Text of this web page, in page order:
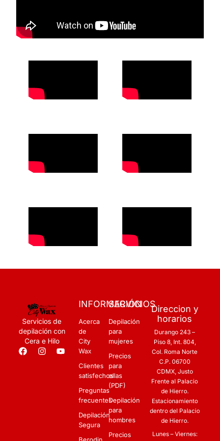
Servicios de
depilación con
Cera e Hilo
INFORMACIÓN
Acerca
de
City
Wax
Clientes
satisfechos
Preguntas
frecuentes
Depilación
Segura
Berodin
SERVICIOS
Depilación
para
mujeres
Precios
para
ellas
(PDF)
Depilación
para
hombres
Precios
Direccion y
horarios
Durango 243 –
Piso 8, Int. 804,
Col. Roma Norte
C.P. 06700
CDMX, Justo
Frente al Palacio
de Hierro.
Estacionamiento
dentro del Palacio
de Hierro.
Lunes – Viernes: